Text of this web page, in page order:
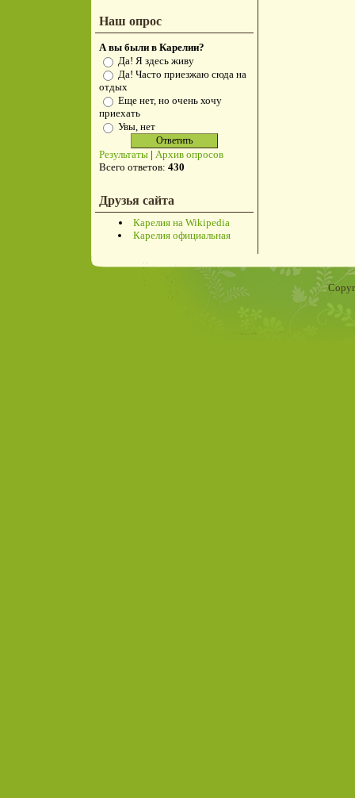
Наш опрос
А вы были в Карелии?
Да! Я здесь живу
Да! Часто приезжаю сюда на
отдых
Еще нет, но очень хочу
приехать
Увы, нет
Результаты | Архив опросов
Всего ответов: 430
Друзья сайта
Карелия на Wikipedia
Карелия официальная